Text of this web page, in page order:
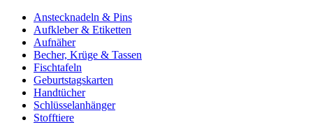
Anstecknadeln & Pins
Aufkleber & Etiketten
Aufnäher
Becher, Krüge & Tassen
Fischtafeln
Geburtstagskarten
Handtücher
Schlüsselanhänger
Stofftiere